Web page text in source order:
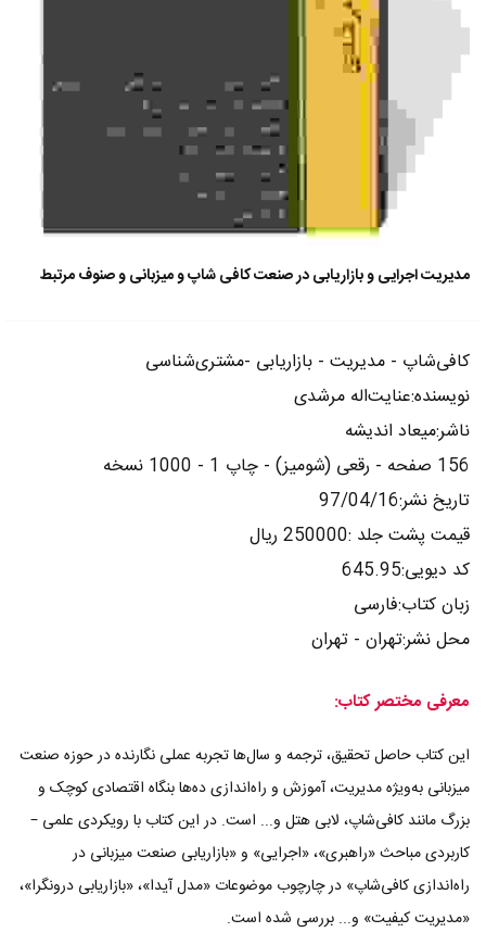
مدیریت اجرایی و بازاریابی در صنعت کافی شاپ و میزبانی و صنوف مرتبط
کافی‌شاپ - مدیریت - بازاریابی -مشتری‌شناسی
نویسنده:عنایت‌اله مرشدی
ناشر:میعاد اندیشه
156 صفحه - رقعی (شومیز) - چاپ 1 - 1000 نسخه
تاریخ نشر:97/04/16
قیمت پشت جلد :250000 ریال
کد دیویی:645.95
زبان کتاب:فارسی
محل نشر:تهران - تهران
معرفی مختصر کتاب:
این کتاب حاصل تحقیق، ترجمه و سال‌ها تجربه عملی نگارنده در حوزه صنعت
میزبانی به‌ویژه مدیریت، آموزش و راه‌اندازی ده‌ها بنگاه اقتصادی کوچک و
بزرگ مانند کافی‌شاپ، لابی هتل و... است. در این کتاب با رویکردی علمی –
کاربردی مباحث «راهبری»، «اجرایی» و «بازاریابی صنعت میزبانی در
راه‌اندازی کافی‌شاپ» در چارچوب موضوعات «مدل آیدا»، «بازاریابی درونگرا»،
«مدیریت کیفیت» و... بررسی شده است.